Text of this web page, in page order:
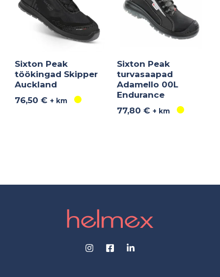
Sixton Peak
töökingad Skipper
Auckland
76,50€ + km
Sixton Peak
turvasaapad
Adamello 00L
Endurance
77,80 € + km